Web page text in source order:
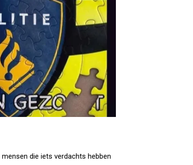
die iets verdachts hebben